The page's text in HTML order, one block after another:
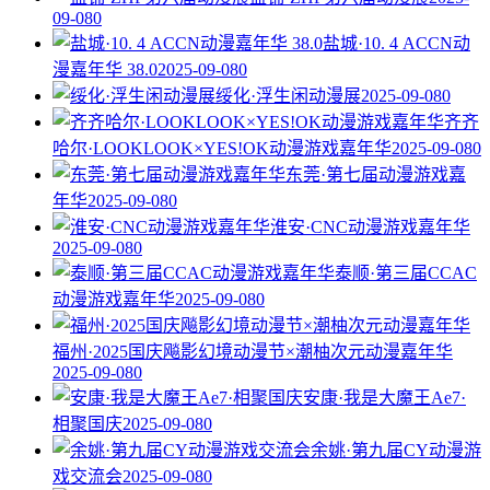
09-080
盐城·10. 4 ACCN动
漫嘉年华 38.02025-09-080
绥化·浮生闲动漫展2025-09-080
齐齐
哈尔·LOOKLOOK×YES!OK动漫游戏嘉年华2025-09-080
东莞·第七届动漫游戏嘉
年华2025-09-080
淮安·CNC动漫游戏嘉年华
2025-09-080
泰顺·第三届CCAC
动漫游戏嘉年华2025-09-080
福州·2025国庆飚影幻境动漫节×潮柚次元动漫嘉年华
2025-09-080
安康·我是大魔王Ae7·
相聚国庆2025-09-080
余姚·第九届CY动漫游
戏交流会2025-09-080